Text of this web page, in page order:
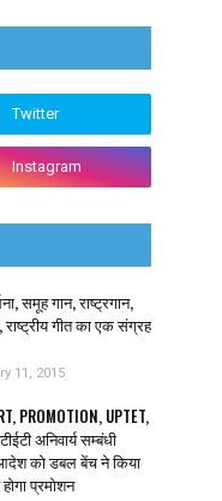
समूह गान, राष्ट्रगान,
राष्ट्रीय गीत का एक संग्रह
11, 2015
PROMOTION, UPTET,
अनिवार्य सम्बंधी
को डबल बेंच ने किया
प्रमोशन